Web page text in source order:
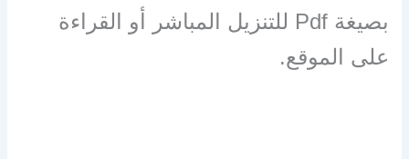
بصيغة Pdf للتنزيل المباشر أو القراءة
على الموقع.